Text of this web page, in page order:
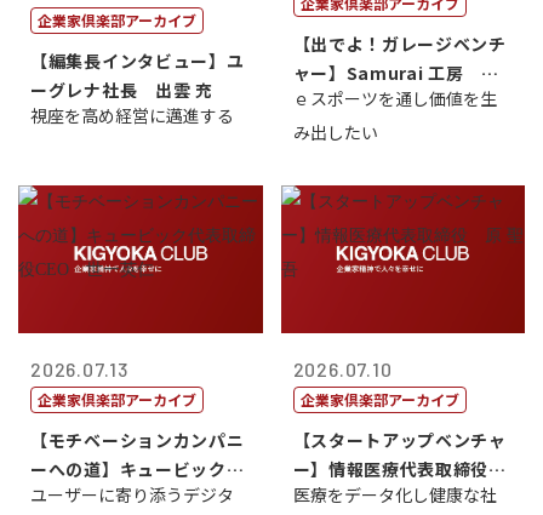
企業家倶楽部アーカイブ
【編集長インタビュー】ユ
ーグレナ社長 出雲 充
視座を高め経営に邁進する
【出でよ！ガレージベンチ
ャー】Samurai 工房 代
表取締...
ｅスポーツを通し価値を生
み出したい
2026.07.13
企業家倶楽部アーカイブ
【モチベーションカンパニ
ーへの道】キュービック代
表取締役CE...
ユーザーに寄り添うデジタ
2026.07.10
企業家倶楽部アーカイブ
【スタートアップベンチャ
ー】情報医療代表取締役
原 聖吾
医療をデータ化し健康な社